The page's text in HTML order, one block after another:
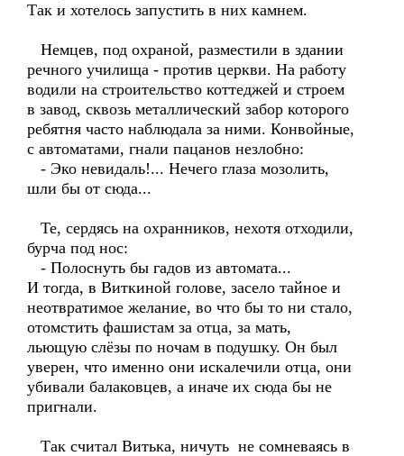
Так и хотелось запустить в них камнем.
Немцев, под охраной, разместили в здании
речного училища - против церкви. На работу
водили на строительство коттеджей и строем
в завод, сквозь металлический забор которого
ребятня часто наблюдала за ними. Конвойные,
с автоматами, гнали пацанов незлобно:
- Эко невидаль!... Нечего глаза мозолить,
шли бы от сюда...
Те, сердясь на охранников, нехотя отходили,
бурча под нос:
- Полоснуть бы гадов из автомата...
И тогда, в Виткиной голове, засело тайное и
неотвратимое желание, во что бы то ни стало,
отомстить фашистам за отца, за мать,
льющую слёзы по ночам в подушку. Он был
уверен, что именно они искалечили отца, они
убивали балаковцев, а иначе их сюда бы не
пригнали.
Так считал Витька, ничуть не сомневаясь в